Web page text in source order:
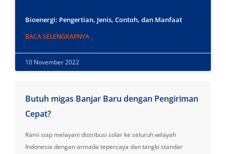
Bioenergi: Pengertian, Jenis, Contoh, dan Manfaat
BACA SELENGKAPNYA
10 November 2022
Butuh migas Banjar Baru dengan Pengiriman
Cepat?
Kami siap melayani distribusi solar ke seluruh wilayah
Indonesia dengan armada tepercaya dan tangki standar